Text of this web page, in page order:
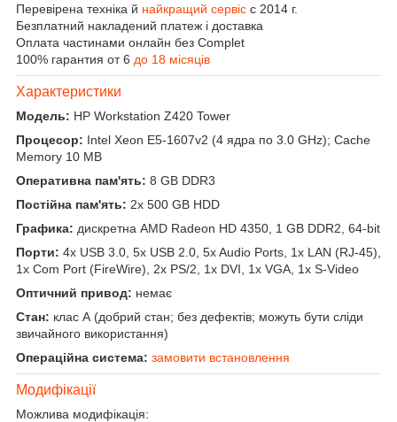
Перевірена техніка й найкращий сервіс с 2014 г.
Безплатний накладений платеж і доставка
Оплата частинами онлайн без Complet
100% гарантия от 6 до 18 місяців
Характеристики
Модель: HP Workstation Z420 Tower
Процесор: Intel Xeon E5-1607v2 (4 ядра по 3.0 GHz); Cache
Memory 10 MB
Оперативна пам'ять: 8 GB DDR3
Постійна пам'ять: 2x 500 GB HDD
Графика: дискретна AMD Radeon HD 4350, 1 GB DDR2, 64-bit
Порти: 4x USB 3.0, 5x USB 2.0, 5x Audio Ports, 1x LAN (RJ-45),
1x Com Port (FireWire), 2x PS/2, 1x DVI, 1x VGA, 1x S-Video
Оптичний привод: немає
Стан: клас А (добрий стан; без дефектів; можуть бути сліди
звичайного використання)
Операційна система: замовити встановлення
Модифікації
Можлива модифікація: